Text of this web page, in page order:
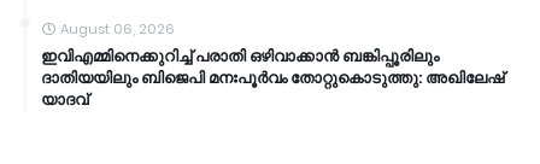
August 06, 2026
ഇവിഎമ്മിനെക്കുറിച്ച്‌ പരാതി ഒഴിവാക്കാന്‍ ബങ്കിപ്പൂരിലും
ദാതിയയിലും ബിജെപി മനഃപൂര്‍വം തോറ്റുകൊടുത്തു: അഖിലേഷ്
യാദവ്‌